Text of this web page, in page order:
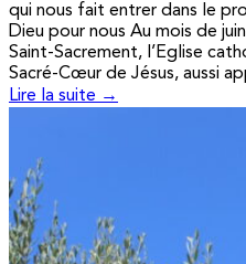
qui nous fait entrer dans le
Dieu pour nous Au mois de
Saint-Sacrement, l’Eglise
Sacré-Cœur de Jésus, aussi
Lire la suite →